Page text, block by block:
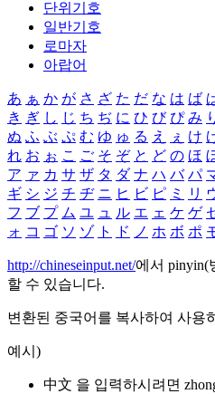
단위기호
일반기호
로마자
아랍어
あ ぁ か が さ ざ た だ な は ば
き ぎ し じ ち ぢ に ひ び ぴ み
ぬ ふ ぶ ぷ む ゆ ゅ る え ぇ け
れ お ぉ こ ご そ ぞ と ど の ほ
ア ァ カ サ ザ タ ダ ナ ハ バ パ
ギ シ ジ チ ヂ ニ ヒ ビ ピ ミ リ
フ ブ プ ム ユ ュ ル エ ェ ケ ゲ
ォ コ ゴ ソ ゾ ト ド ノ ホ ボ ポ
http://chineseinput.net/에서 pinyin(
할 수 있습니다.
변환된 중국어를 복사하여 사용
예시)
中文 을 입력하시려면